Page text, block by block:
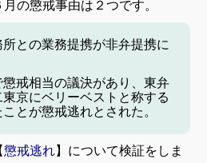
の懲戒事由は２つです。
との業務提携が非弁提携に
戒相当の議決があり、東弁
京にベリーベストと称する
とが懲戒逃れとされた。
懲戒逃れ】について検証をしま